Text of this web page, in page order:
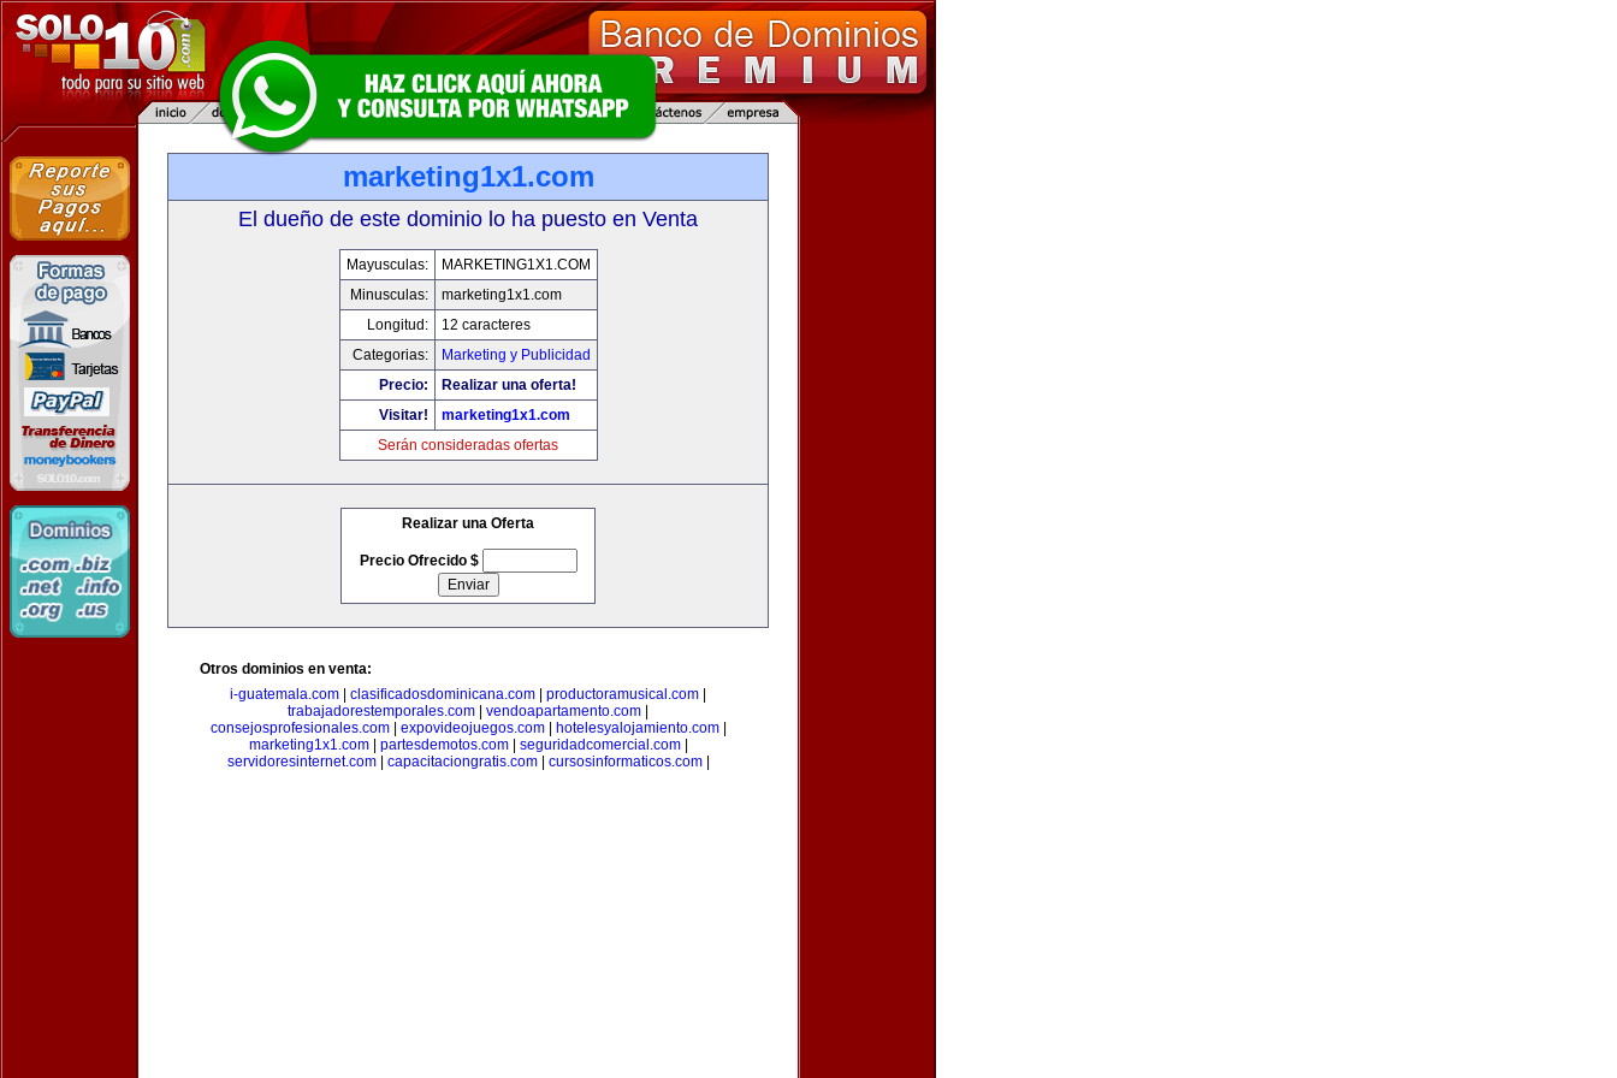
marketing1x1.com
El dueño de este dominio lo ha puesto en Venta
Mayusculas:
MARKETING1X1.COM
Minusculas:
marketing1x1.com
Longitud:
12 caracteres
Categorias:
Marketing y Publicidad
Precio:
Realizar una oferta!
Visitar!
marketing1x1.com
Serán consideradas ofertas
Realizar una Oferta
Precio Ofrecido $
Otros dominios en venta:
i-guatemala.com
clasificadosdominicana.com productoramusical.com
trabajadorestemporales.com
vendoapartamento.com
consejosprofesionales.com| expovideojuegos.com| hotelesyalojamiento.com|
marketing1x1.com| partesdemotos.com| seguridadcomercial.com|
servidoresinternet.com| capacitaciongratis.com| cursosinformaticos.com|